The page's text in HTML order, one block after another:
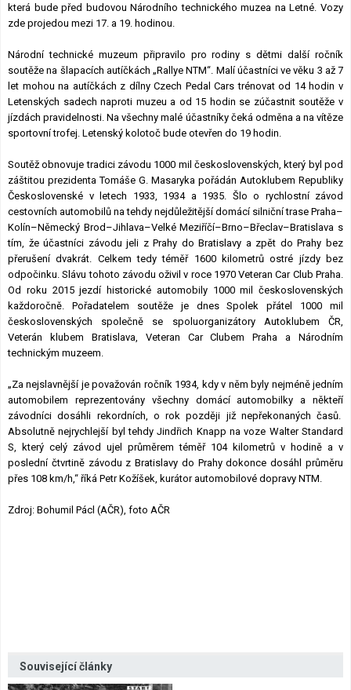
která bude před budovou Národního technického muzea na Letné. Vozy
zde projedou mezi 17. a 19. hodinou.
Národní technické muzeum připravilo pro rodiny s dětmi další ročník
soutěže na šlapacích autíčkách „Rallye NTM“. Malí účastníci ve věku 3 až 7
let mohou na autíčkách z dílny Czech Pedal Cars trénovat od 14 hodin v
Letenských sadech naproti muzeu a od 15 hodin se zúčastnit soutěže v
jízdách pravidelnosti. Na všechny malé účastníky čeká odměna a na vítěze
sportovní trofej. Letenský kolotoč bude otevřen do 19 hodin.
Soutěž obnovuje tradici závodu 1000 mil československých, který byl pod
záštitou prezidenta Tomáše G. Masaryka pořádán Autoklubem Republiky
Československé v letech 1933, 1934 a 1935. Šlo o rychlostní závod
cestovních automobilů na tehdy nejdůležitější domácí silniční trase Praha–
Kolín–Německý Brod–Jihlava–Velké Meziříčí–Brno–Břeclav–Bratislava s
tím, že účastníci závodu jeli z Prahy do Bratislavy a zpět do Prahy bez
přerušení dvakrát. Celkem tedy téměř 1600 kilometrů ostré jízdy bez
odpočinku. Slávu tohoto závodu oživil v roce 1970 Veteran Car Club Praha.
Od roku 2015 jezdí historické automobily 1000 mil československých
každoročně. Pořadatelem soutěže je dnes Spolek přátel 1000 mil
československých společně se spoluorganizátory Autoklubem ČR,
Veterán klubem Bratislava, Veteran Car Clubem Praha a Národním
technickým muzeem.
„Za nejslavnější je považován ročník 1934, kdy v něm byly nejméně jedním
automobilem reprezentovány všechny domácí automobilky a někteří
závodníci dosáhli rekordních, o rok později již nepřekonaných časů.
Absolutně nejrychlejší byl tehdy Jindřich Knapp na voze Walter Standard
S, který celý závod ujel průměrem téměř 104 kilometrů v hodině a v
poslední čtvrtině závodu z Bratislavy do Prahy dokonce dosáhl průměru
přes 108 km/h,“ říká Petr Kožíšek, kurátor automobilové dopravy NTM.
Zdroj: Bohumil Pácl (AČR), foto AČR
Související články